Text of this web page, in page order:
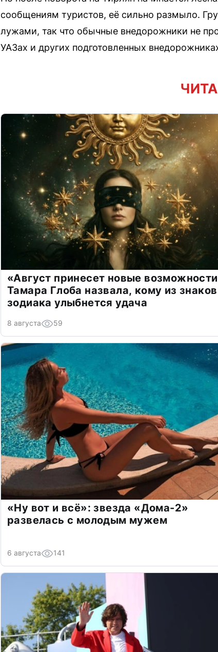
сообщениям туристов, её сильно размыло.
лужами, так что обычные внедорожники не
УАЗах и других подготовленных
«Август принесет новые
Тамара Глоба назвала, кому из знаков
зодиака улыбнется удача
8 августа 59
«Ну вот и всё»: звезда «Дома-2»
развелась с молодым мужем
6 августа 141